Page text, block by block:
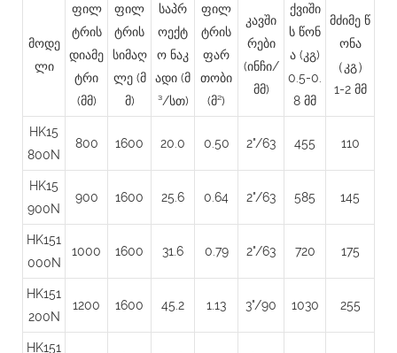
მოდე
ლი
ფილ
ტრის
დიამე
ტრი
(მმ)
ფილ
ტრის
სიმაღ
ლე (მ
მ)
საპრ
ოექტ
ო ნაკ
ადი (მ
³/სთ)
ფილ
ტრის
ფარ
თობი
(მ²)
კავში
რები
(ინჩი/
მმ)
ქვიში
ს წონ
ა (კგ)
0.5-0.
8 მმ
მძიმე წ
ონა
（კგ）
1-2 მმ
HK15
800N
800 1600 20.0 0.50 2"/63 455 110
HK15
900N
900 1600 25.6 0.64 2"/63 585 145
HK151
000N
1000 1600 31.6 0.79 2"/63 720 175
HK151
200N
1200 1600 45.2 1.13 3"/90 1030 255
HK151